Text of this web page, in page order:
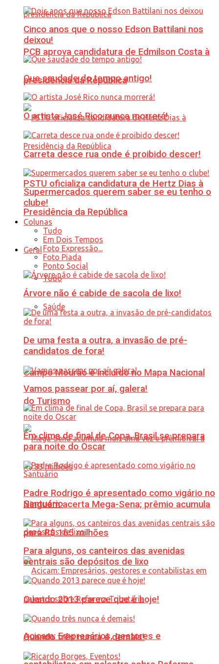
PCB aprova candidatura de Edmilson Costa à
presidência da República
PSTU oficializa candidatura de Hertz Dias à
Presidência da República
Geral
Tudo
Saúde
Campo Mourão é incluído no Mapa Nacional
do Turismo
Ninguém acerta Mega-Sena; prêmio acumula
para R$ 165 milhões
Acicam: Empresários, gestores e
Cinco anos que o nosso Edson Battilani nos
deixou!
Que saudade do tempo antigo!
O artista José Rico nunca morrerá!
Carreta desce rua onde é proibido descer!
Supermercados querem saber se eu tenho o
clube!
Colunas
Tudo
Em Dois Tempos
Foto Expressão...
Foto Piada
Ponto Social
Árvore não é cabide de sacola de lixo!
De uma festa a outra, a invasão de pré-
candidatos de fora!
Vamos passear por aí, galera!
Em clima de final de Copa, Brasil se prepara
para noite do Oscar
Padre Rodrigo é apresentado como vigário no
Santuário
Para alguns, os canteiros das avenidas
centrais são depósitos de lixo
Quando 2013 parece que é hoje!
Quando três nunca é demais!